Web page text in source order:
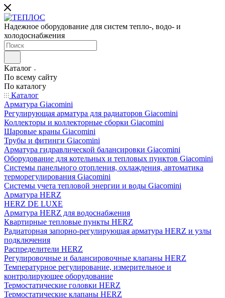
Надежное оборудование для систем тепло-, водо- и
холодоснабжения
Каталог
По всему сайту
По каталогу
Каталог
Арматура Giacomini
Регулирующая арматура для радиаторов Giacomini
Коллекторы и коллекторные сборки Giacomini
Шаровые краны Giacomini
Трубы и фитинги Giacomini
Арматура гидравлической балансировки Giacomini
Оборудование для котельных и тепловых пунктов Giacomini
Системы панельного отопления, охлаждения, автоматика
терморегулирования Giacomini
Системы учета тепловой энергии и воды Giacomini
Арматура HERZ
HERZ DE LUXE
Арматура HERZ для водоснабжения
Квартирные тепловые пункты HERZ
Радиаторная запорно-регулирующая арматура HERZ и узлы
подключения
Распределители HERZ
Регулировочные и балансировочные клапаны HERZ
Температурное регулирование, измерительное и
контролирующее оборудование
Термостатические головки HERZ
Термостатические клапаны HERZ